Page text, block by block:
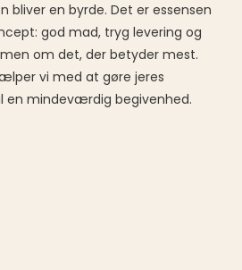
bliver en byrde. Det er essensen
god mad, tryg levering og
om det, der betyder mest.
vi med at gøre jeres
en mindeværdig begivenhed.